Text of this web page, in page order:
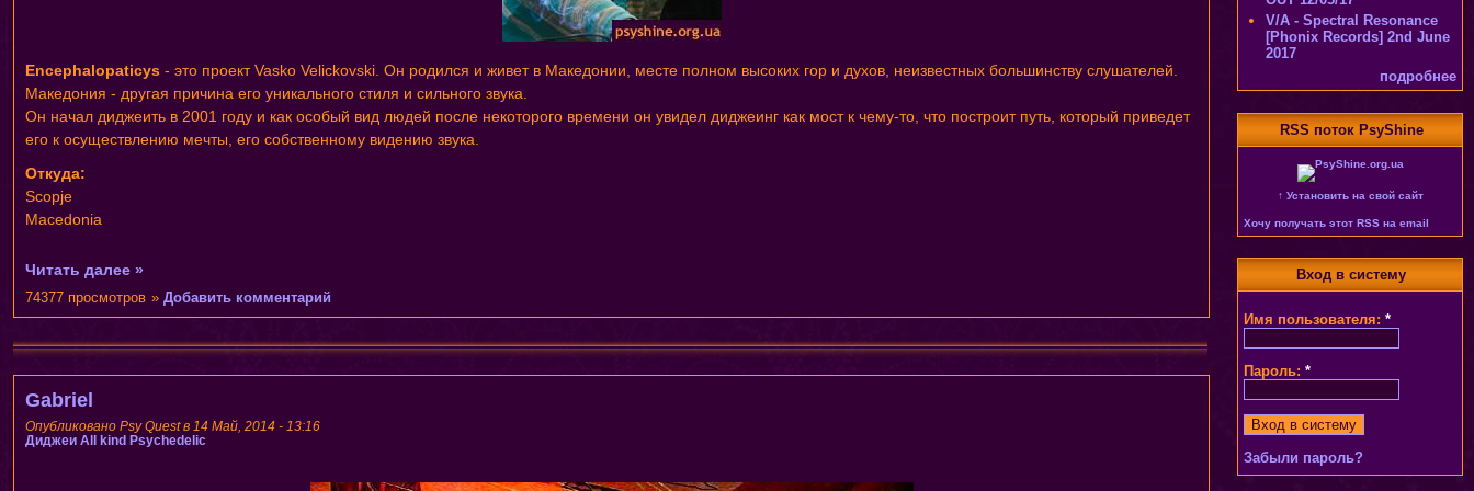
Encephalopaticys - это проект Vasko Velickovski. Он родился и живет в Македонии, месте полном высоких гор и духов, неизвестных большинству слушателей.
Македония - другая причина его уникального стиля и сильного звука.
Он начал диджеить в 2001 году и как особый вид людей после некоторого времени он увидел диджеинг как мост к чему-то, что построит путь, который приведет
его к осуществлению мечты, его собственному видению звука.
Откуда:
Scopje
Macedonia
Читать далее »
»Добавить комментарий
74377 просмотров
Gabriel
Опубликовано Psy Quest в 14 Май, 2014 - 13:16
Диджеи All kind Psychedelic
V/A - Spectral Resonance
[Phonix Records] 2nd June
2017
подробнее
RSS поток PsyShine
↑ Установить на свой сайт
Хочу получать этот RSS на email
Вход в систему
Имя пользователя: *
Пароль: *
Забыли пароль?